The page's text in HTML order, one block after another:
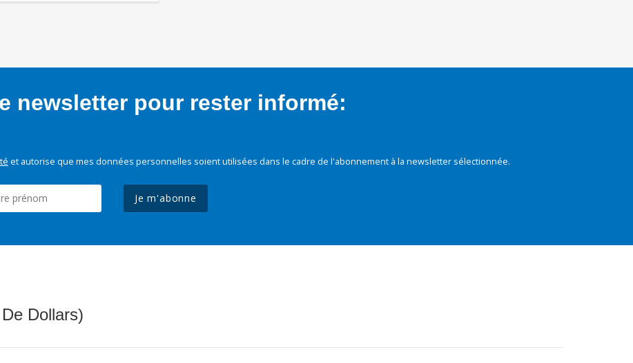
newsletter pour rester informé:
et autorise que mes données personnelles soient utilisées dans le cadre de l'abonnement à la newsletter sélectionnée.
Je m'abonne
Dollars)